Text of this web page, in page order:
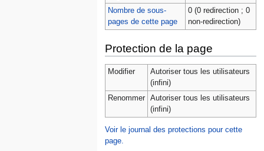
Nombre de sous-
pages de cette page
0 (0 redirection ; 0
non-redirection)
Protection de la page
Modifier
Autoriser tous les utilisateurs
(infini)
Renommer
Autoriser tous les utilisateurs
(infini)
Voir le journal des protections pour cette
page.